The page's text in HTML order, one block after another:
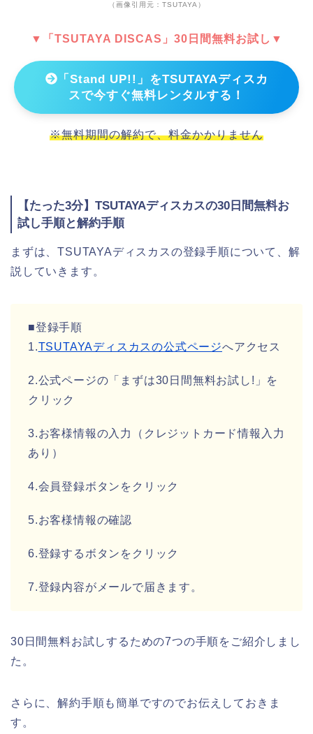
（画像引用元：TSUTAYA）
▼「TSUTAYA DISCAS」30日間無料お試し▼
「Stand UP!!」をTSUTAYAディスカ
スで今すぐ無料レンタルする！
※無料期間の解約で、料金かかりません
【たった3分】TSUTAYAディスカスの30日間無料お
試し手順と解約手順
まずは、TSUTAYAディスカスの登録手順について、解
説していきます。
■登録手順
1.TSUTAYAディスカスの公式ページへアクセス
2.公式ページの「まずは30日間無料お試し!」を
クリック
3.お客様情報の入力（クレジットカード情報入力
あり）
4.会員登録ボタンをクリック
5.お客様情報の確認
6.登録するボタンをクリック
7.登録内容がメールで届きます。
30日間無料お試しするための7つの手順をご紹介しまし
た。
さらに、解約手順も簡単ですのでお伝えしておきま
す。